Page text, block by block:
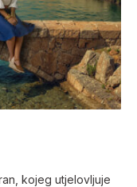
kojeg utjelovljuje